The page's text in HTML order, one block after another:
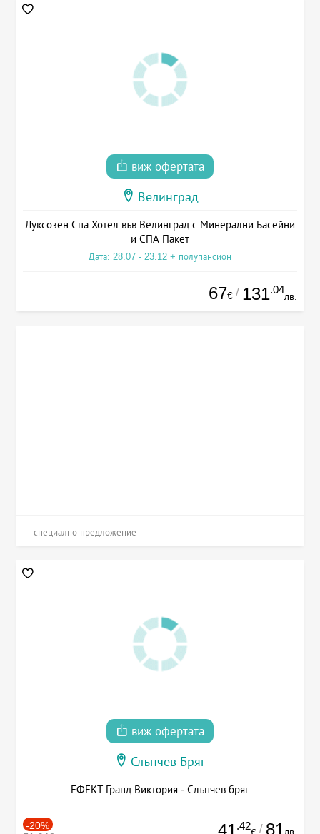
виж офертата
Велинград
Луксозен Спа Хотел във Велинград с Минерални Басейни
и СПА Пакет
Дата: 28.07 - 23.12 + полупансион
67€ / 131.04
лв.
специално предложение
виж офертата
Слънчев Бряг
ЕФЕКТ Гранд Виктория - Слънчев бряг
-20% 41 .42 / 81